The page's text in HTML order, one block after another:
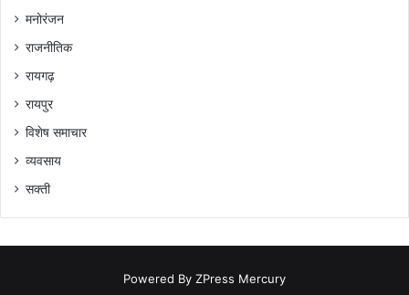
मनोरंजन
राजनीतिक
रायगढ़
रायपुर
विशेष समाचार
व्यवसाय
सक्ती
Powered By ZPress Mercury